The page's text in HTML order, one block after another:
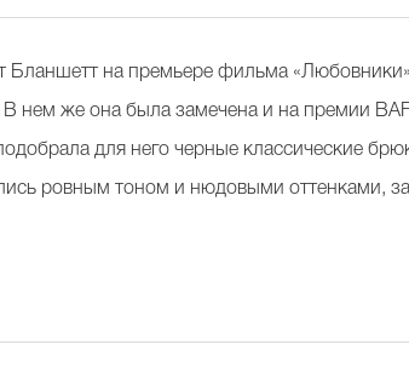
Бланшетт на премьере фильма
нем же она была замечена и на премии
для него черные классические
ровным тоном и нюдовыми оттенками,